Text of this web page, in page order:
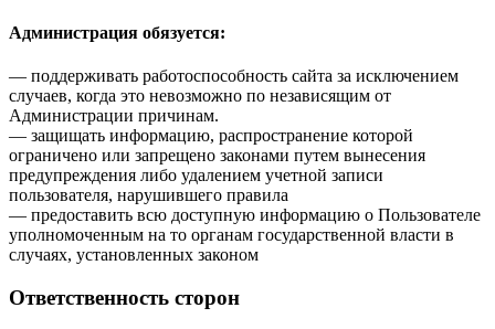
Администрация обязуется:
— поддерживать работоспособность сайта за исключением
случаев, когда это невозможно по независящим от
Администрации причинам.
— защищать информацию, распространение которой
ограничено или запрещено законами путем вынесения
предупреждения либо удалением учетной записи
пользователя, нарушившего правила
— предоставить всю доступную информацию о Пользователе
уполномоченным на то органам государственной власти в
случаях, установленных законом
Ответственность сторон